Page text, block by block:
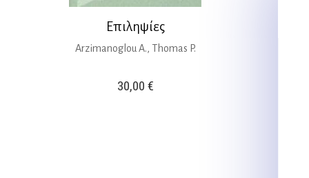
Επιληψίες
Arzimanoglou A., Thomas P.
30,00 €